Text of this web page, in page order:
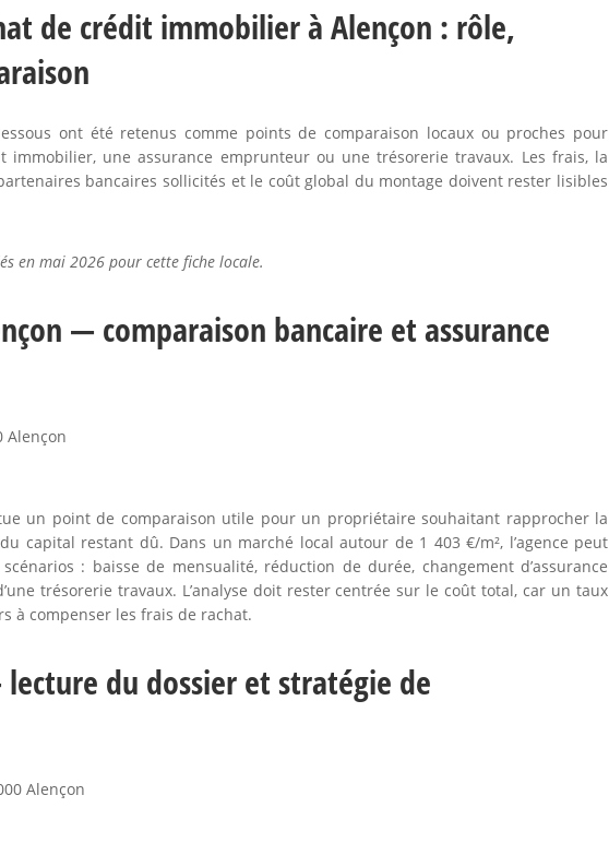
de crédit immobilier à Alençon : rôle,
ont été retenus comme points de comparaison locaux ou proches pour
immobilier, une assurance emprunteur ou une trésorerie travaux. Les frais, la
bancaires sollicités et le coût global du montage doivent rester lisibles
en mai 2026 pour cette fiche locale.
— comparaison bancaire et assurance
Alençon
un point de comparaison utile pour un propriétaire souhaitant rapprocher la
capital restant dû. Dans un marché local autour de 1 403 €/m², l’agence peut
: baisse de mensualité, réduction de durée, changement d’assurance
trésorerie travaux. L’analyse doit rester centrée sur le coût total, car un taux
à compenser les frais de rachat.
lecture du dossier et stratégie de
Alençon